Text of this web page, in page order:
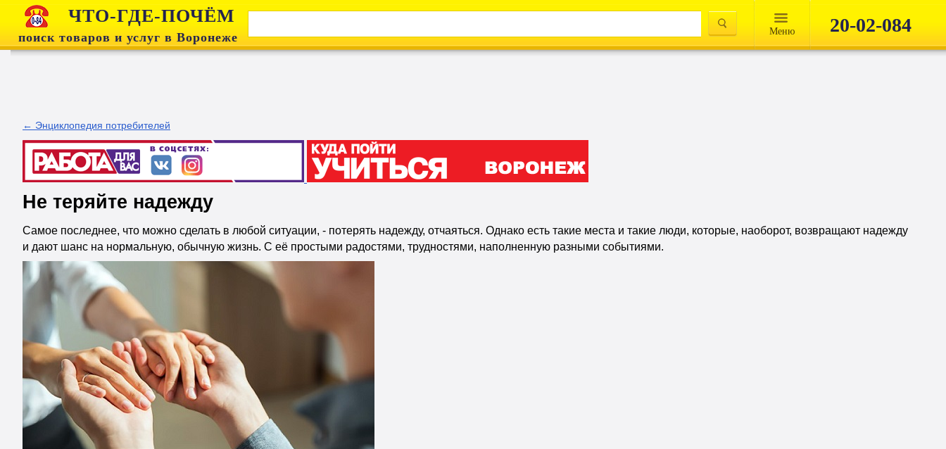
ЧТО-ГДЕ-ПОЧЁМ
поиск товаров и услуг в Воронеже Mеню 20-02-084
← Энциклопедия потребителей
Не теряйте надежду
Самое последнее, что можно сделать в любой ситуации, - потерять надежду, отчаяться. Однако есть такие места и такие люди, которые, наоборот, возвращают надежду
и дают шанс на нормальную, обычную жизнь. С её простыми радостями, трудностями, наполненную разными событиями.